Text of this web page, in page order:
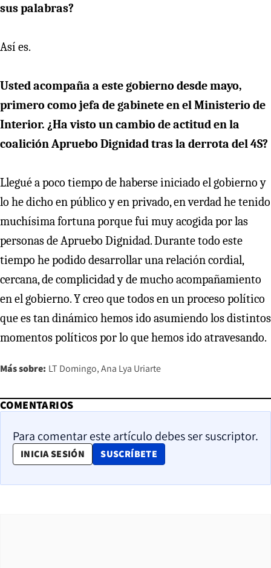
sus palabras?
Así es.
Usted acompaña a este gobierno desde mayo,
primero como jefa de gabinete en el Ministerio de
Interior. ¿Ha visto un cambio de actitud en la
coalición Apruebo Dignidad tras la derrota del 4S?
Llegué a poco tiempo de haberse iniciado el gobierno y
lo he dicho en público y en privado, en verdad he tenido
muchísima fortuna porque fui muy acogida por las
personas de Apruebo Dignidad. Durante todo este
tiempo he podido desarrollar una relación cordial,
cercana, de complicidad y de mucho acompañamiento
en el gobierno. Y creo que todos en un proceso político
que es tan dinámico hemos ido asumiendo los distintos
momentos políticos por lo que hemos ido atravesando.
Más sobre: LT Domingo Ana Lya Uriarte
COMENTARIOS
Para comentar este artículo debes ser suscriptor.
INICIA SESIÓN SUSCRÍBETE
OPENS IN NEW WINDOW